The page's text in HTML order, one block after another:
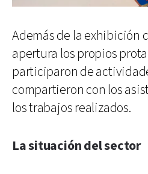
Además de la exhibición
apertura los propios
participaron de
compartieron con los
los trabajos realizados.
La situación del sector